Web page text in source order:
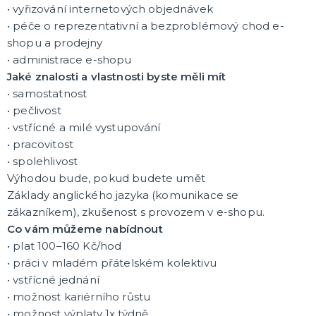
KARNEVALOVÉ KOSTÝMY
Dámské kostýmy
Pánské kostýmy
Dětské kostýmy
DOPLŇKY
Klobouky a pokrývky hlavy
Paruky
Masky a škrabošky
Barvy a líčidla
Zranění, rány a jizvy
Čelenky a korunky
Spreje na tělo a vlasy
Zuby, nosy a uši
Vousy a knírky
Brýle
Umělé řasy
Kravaty, motýlky, kšandy
Rukavice a nehty
Punčochy a punčocháče
Sukně a spodničky
Péřová boa
Šperky
Havajské věnce
Pompony pro roztleskávačky
Pláště
Rohy
Křídla
Hole, hůlky a košťata
Doplňky do ruky
Zbraně, brnění a helmy
Sety s doplňky
Další doplňky
Barevné kontaktní čočky
Žertíčky
Nafukovací doplňky
Boty
DALŠÍ KATEGORIE
ORIGINÁLNÍ DÁRKY
Zástěry s potiskem
Stolní hry a další
Hrnečky a keramika
Textil s potiskem
Dárky pro něj
Dárky pro ni
Nažehlovačky
Přáníčka
Šerpy
DALŠÍ KATEGORIE
TRIČKA S POTISKEM
Vánoce
• vyřizování internetových objednávek
• péče o reprezentativní a bezproblémový chod e-
shopu a prodejny
• administrace e-shopu
Jaké znalosti a vlastnosti byste měli mít
• samostatnost
• pečlivost
• vstřícné a milé vystupování
• pracovitost
• spolehlivost
Výhodou bude, pokud budete umět
Základy anglického jazyka (komunikace se
zákazníkem), zkušenost s provozem v e-shopu.
Co vám můžeme nabídnout
• plat 100–160 Kč/hod
• práci v mladém přátelském kolektivu
• vstřícné jednání
• možnost kariérního růstu